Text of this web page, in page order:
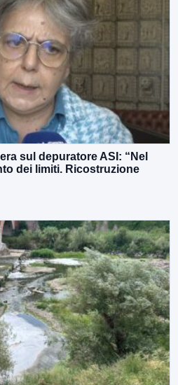
sul depuratore ASI: “Nel
dei limiti. Ricostruzione